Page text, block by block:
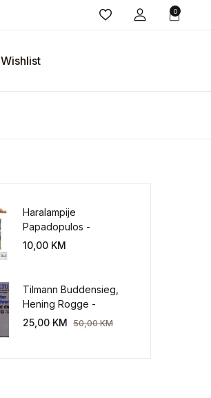
0
Wishlist
Haralampije
Papadopulos -
Poverenje: sloboda od
10,00 KM
Tilmann Buddensieg,
Hening Rogge -
Industriekultur: Peter
25,00 KM 50,00KM